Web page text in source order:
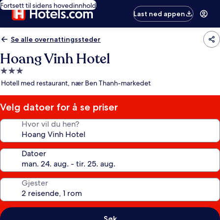
Fortsett til sidens hovedinnhold
Last ned appen
Se alle overnattingssteder
Hoang Vinh Hotel
Overnattingssted
med
stjerner
Hotell med restaurant, nær Ben Thanh-markedet
Velg datoer for å se priser
Hvor vil du hen?
Datoer
Gjester